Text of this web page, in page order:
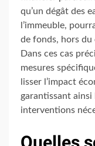
qu’un dégât des
l’immeuble,
de fonds, hors du
Dans ces cas
mesures
lisser l’impact
garantissant
interventions